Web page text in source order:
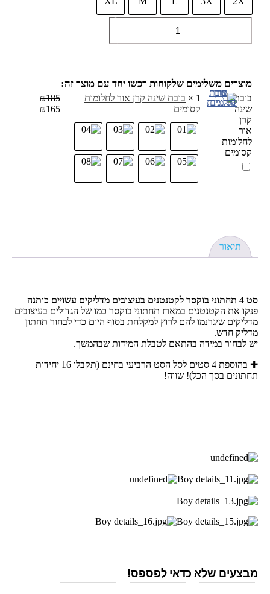
כמות
תחתוני
סט
4
יחידות
בובת
שינה
קרן
אור
לחלומות
קסומים
1
× בובת שינה קרן אור לחלומות
קסומים
₪185
₪165
תיאור
סט 4 תחתוני בוקסר לקטנטנים בעיצובים מדליקים עשויים כותנה
פנקו את הקטנטנים במארז תחתוני בוקסר כמו של הגדולים בעיצובים
מדליקים שיגרנמו להם לרוץ למקלחת בסוף היום כדי לבחור תחתון
מדליק חדש.
יש לבחור במידה בהתאם לטבלת המידות שבהמשך.
✚ בהוספת 4 סטים לסל הסט הרביעי בחינם (תקבלו 16 יחידות
תחתונים בסך הכל)! שווה!
מבצעים שלא כדאי לפספס!